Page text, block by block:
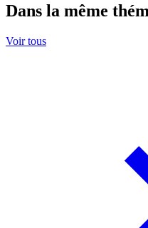
Dans la même
Voir tous